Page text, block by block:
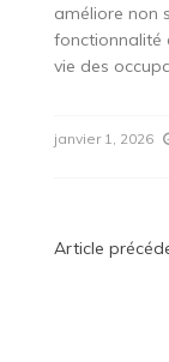
améliore non
fonctionnalité
vie des
janvier 1, 2026
Article